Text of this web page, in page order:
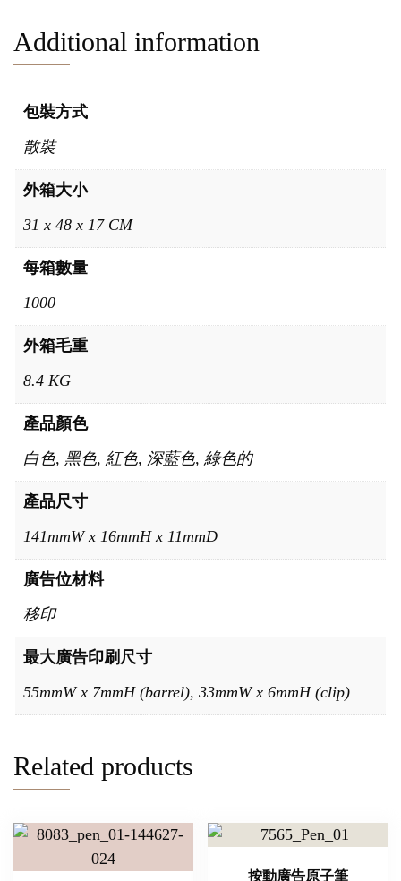
Additional information
包裝方式
散裝
外箱大小
31 x 48 x 17 CM
每箱數量
1000
外箱毛重
8.4 KG
產品顏色
白色, 黑色, 紅色, 深藍色, 綠色的
產品尺寸
141mmW x 16mmH x 11mmD
廣告位材料
移印
最大廣告印刷尺寸
55mmW x 7mmH (barrel), 33mmW x 6mmH (clip)
Related products
按動廣告原子筆